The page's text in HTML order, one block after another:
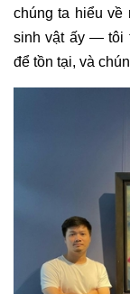
chúng ta hiểu về
sinh vật ấy — tôi
để tồn tại, và